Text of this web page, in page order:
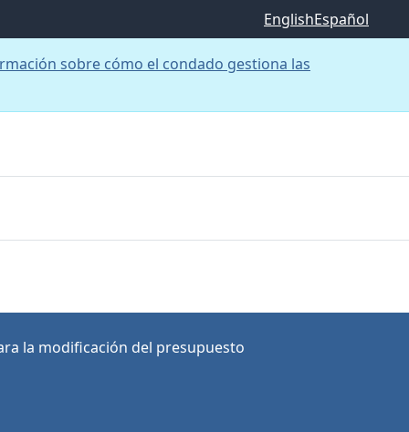
EnglishEspañol
sobre cómo el condado gestiona las
la modificación del presupuesto